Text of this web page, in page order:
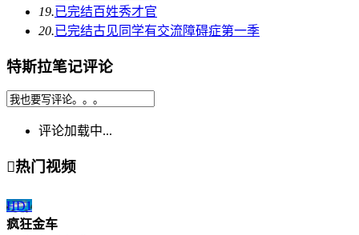
19.已完结百姓秀才官
20.已完结古见同学有交流障碍症第一季
特斯拉笔记评论
评论加载中...
热门视频
HD1
疯狂金车